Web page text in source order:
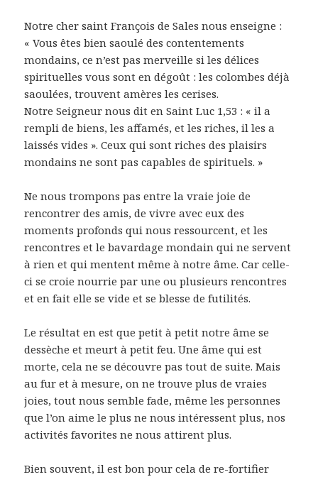
Notre cher saint François de Sales nous enseigne :
« Vous êtes bien saoulé des contentements
mondains, ce n’est pas merveille si les délices
spirituelles vous sont en dégoût : les colombes déjà
saoulées, trouvent amères les cerises.
Notre Seigneur nous dit en Saint Luc 1,53 : « il a
rempli de biens, les affamés, et les riches, il les a
laissés vides ». Ceux qui sont riches des plaisirs
mondains ne sont pas capables de spirituels. »
Ne nous trompons pas entre la vraie joie de
rencontrer des amis, de vivre avec eux des
moments profonds qui nous ressourcent, et les
rencontres et le bavardage mondain qui ne servent
à rien et qui mentent même à notre âme. Car celle-
ci se croie nourrie par une ou plusieurs rencontres
et en fait elle se vide et se blesse de futilités.
Le résultat en est que petit à petit notre âme se
dessèche et meurt à petit feu. Une âme qui est
morte, cela ne se découvre pas tout de suite. Mais
au fur et à mesure, on ne trouve plus de vraies
joies, tout nous semble fade, même les personnes
que l’on aime le plus ne nous intéressent plus, nos
activités favorites ne nous attirent plus.
Bien souvent, il est bon pour cela de re-fortifier